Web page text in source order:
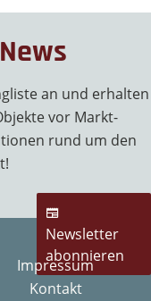
an und erhalten
vor Markt-
rund um den
Newsletter
abonnieren
Impressum
Kontakt